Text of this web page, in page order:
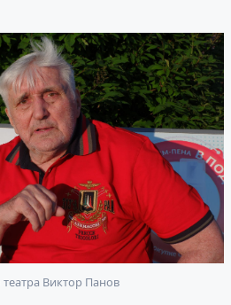
Виктор Панов